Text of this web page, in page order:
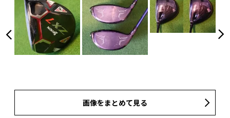
画像をまとめて見る